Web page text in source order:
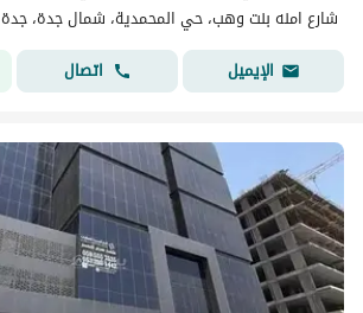
شارع امنه بنت وهب، حي المحمدية، شمال جدة، جدة
الإيميل
اتصال